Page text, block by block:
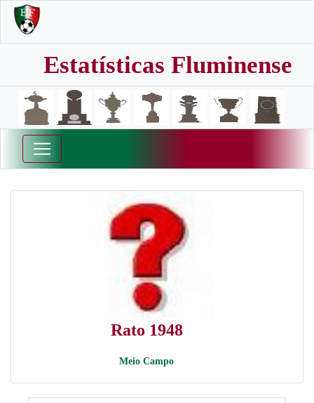
Estatísticas Fluminense
Rato 1948
Meio Campo